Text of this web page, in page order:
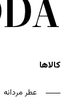
کالاها
عطر مردانه